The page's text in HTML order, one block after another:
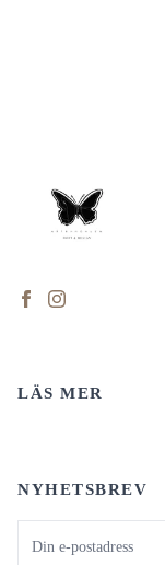
LÄS MER
NYHETSBREV